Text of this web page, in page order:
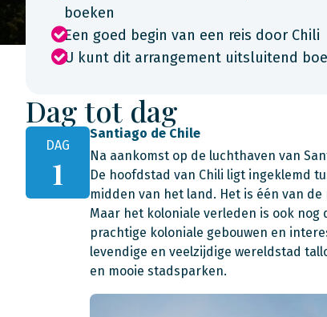
boeken
Een goed begin van een reis door Chili
U kunt dit arrangement uitsluitend
Dag tot dag
DAG
1
Santiago de Chile
Na aankomst op de luchthaven van
De hoofdstad van Chili ligt ingeklemd
midden van het land. Het is één van
Maar het koloniale verleden is ook
prachtige koloniale gebouwen en
levendige en veelzijdige wereldstad
en mooie stadsparken.